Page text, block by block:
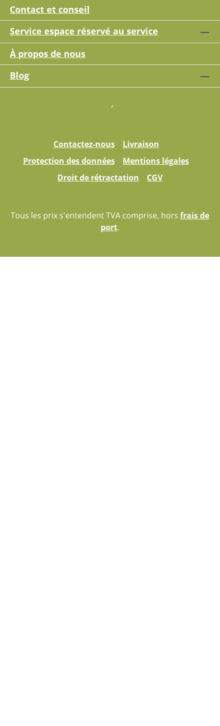
Contact et conseil
Service espace réservé au service
À propos de nous
Blog
Contactez-nous
Livraison
Protection des données
Mentions légales
Droit de rétractation
CGV
Tous les prix s'entendent TVA comprise, hors frais de
port.